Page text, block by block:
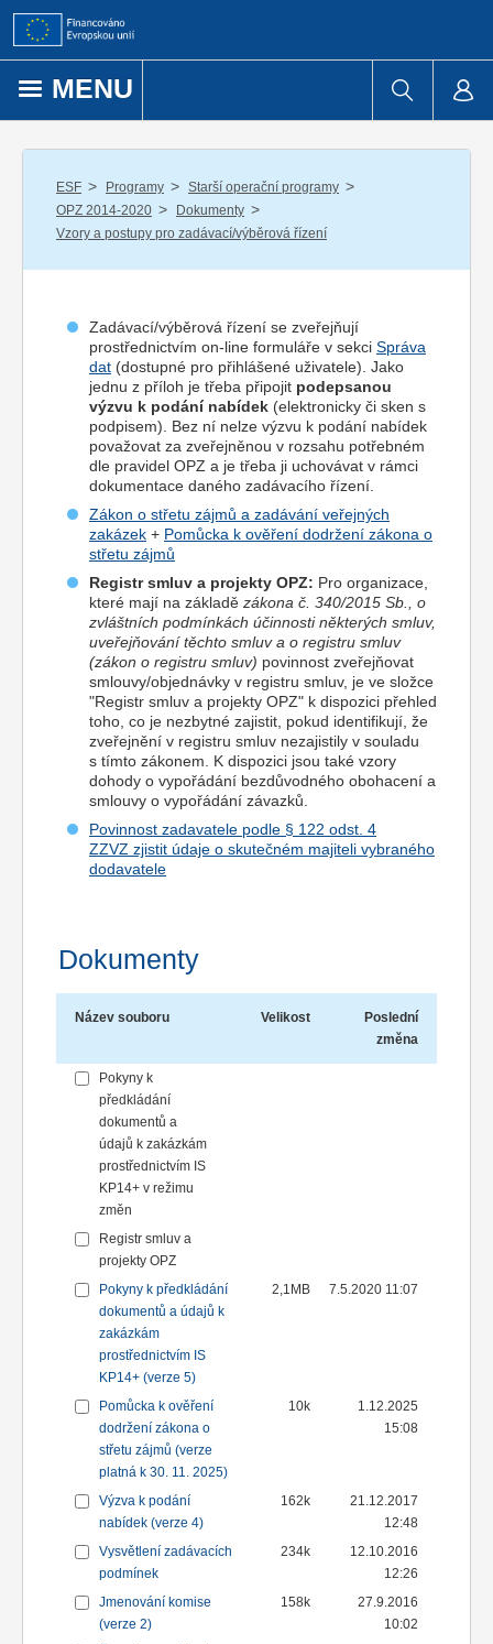
Přejít k obsahu
MENU
ESF / Programy / Starší operační programy /
OPZ 2014-2020 / Dokumenty /
Vzory a postupy pro zadávací/výběrová řízení
Zadávací/výběrová řízení se zveřejňují
prostřednictvím on-line formuláře v sekci Správa
dat (dostupné pro přihlášené uživatele). Jako
jednu z příloh je třeba připojit podepsanou
výzvu k podání nabídek (elektronicky či sken s
podpisem). Bez ní nelze výzvu k podání nabídek
považovat za zveřejněnou v rozsahu potřebném
dle pravidel OPZ a je třeba ji uchovávat v rámci
dokumentace daného zadávacího řízení.
Zákon o střetu zájmů a zadávání veřejných
zakázek + Pomůcka k ověření dodržení zákona o
střetu zájmů
Registr smluv a projekty OPZ: Pro organizace,
které mají na základě zákona č. 340/2015 Sb., o
zvláštních podmínkách účinnosti některých smluv,
uveřejňování těchto smluv a o registru smluv
(zákon o registru smluv) povinnost zveřejňovat
smlouvy/objednávky v registru smluv, je ve složce
"Registr smluv a projekty OPZ" k dispozici přehled
toho, co je nezbytné zajistit, pokud identifikují, že
zveřejnění v registru smluv nezajistily v souladu
s tímto zákonem. K dispozici jsou také vzory
dohody o vypořádání bezdůvodného obohacení a
smlouvy o vypořádání závazků.
Povinnost zadavatele podle § 122 odst. 4
ZZVZ zjistit údaje o skutečném majiteli vybraného
dodavatele
Dokumenty
Název souboru Velikost
Poslední
změna
Pokyny k
předkládání
dokumentů a
údajů k zakázkám
prostřednictvím IS
KP14+ v režimu
změn
Registr smluv a
projekty OPZ
Pokyny k předkládání
dokumentů a údajů k
zakázkám
prostřednictvím IS
KP14+ (verze 5)
2,1MB 7.5.2020 11:07
Pomůcka k ověření
dodržení zákona o
střetu zájmů (verze
platná k 30. 11. 2025)
10k
1.12.2025
15:08
Výzva k podání
nabídek (verze 4)
162k
21.12.2017
12:48
Vysvětlení zadávacích
podmínek
234k
12.10.2016
12:26
Jmenování komise
(verze 2)
158k
27.9.2016
10:02